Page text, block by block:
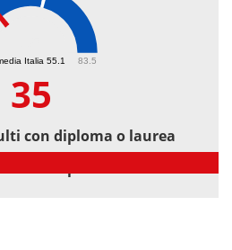
Italia 55.1 83.5
35
con diploma o laurea